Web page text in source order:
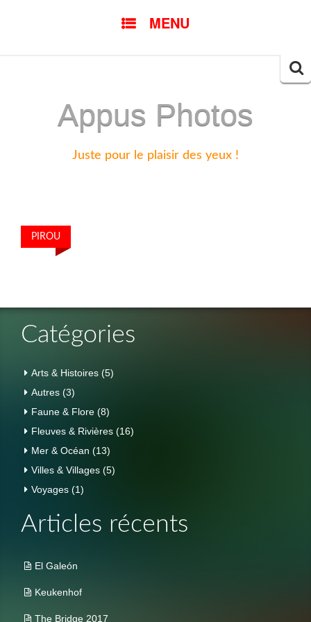
MENU
Appus Photos
Juste pour le plaisir des yeux !
PIROU
Catégories
Arts & Histoires (5)
Autres (3)
Faune & Flore (8)
Fleuves & Rivières (16)
Mer & Océan (13)
Villes & Villages (5)
Voyages (1)
Articles récents
El Galeón
Keukenhof
The Bridge 2017